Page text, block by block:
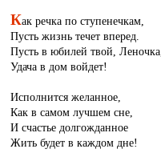
Как речка по ступенечкам,
Пусть жизнь течет вперед.
Пусть в юбилей твой, Леночка,
Удача в дом войдет!
Исполнится желанное,
Как в самом лучшем сне,
И счастье долгожданное
Жить будет в каждом дне!